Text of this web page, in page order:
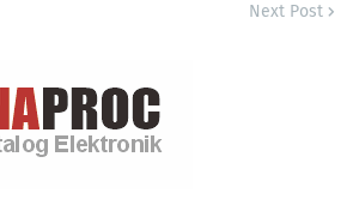
Next Post